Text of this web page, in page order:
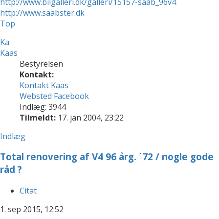
http://www.saabster.dk
Top
Ka
Kaas
Bestyrelsen
Kontakt:
Kontakt Kaas
Websted Facebook
Indlæg: 3944
Tilmeldt: 17. jan 2004, 23:22
Indlæg
Total renovering af V4 96 årg. ´72 / nogle gode
råd ?
Citat
1. sep 2015, 12:52